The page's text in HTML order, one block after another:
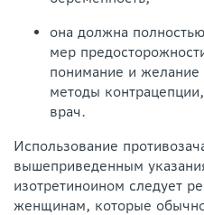
она должна
мер
понимание и
методы
врач.
Использование
вышеприведенным
изотретиноином следует
женщинам, которые